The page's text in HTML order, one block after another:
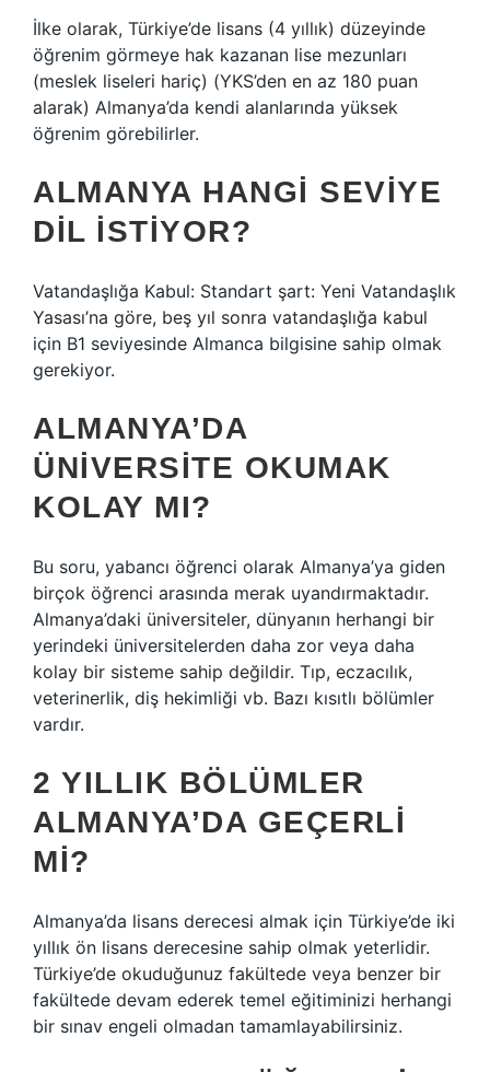
İlke olarak, Türkiye’de lisans (4 yıllık) düzeyinde
öğrenim görmeye hak kazanan lise mezunları
(meslek liseleri hariç) (YKS’den en az 180 puan
alarak) Almanya’da kendi alanlarında yüksek
öğrenim görebilirler.
ALMANYA HANGI SEVIYE
DIL ISTIYOR?
Vatandaşlığa Kabul: Standart şart: Yeni Vatandaşlık
Yasası’na göre, beş yıl sonra vatandaşlığa kabul
için B1 seviyesinde Almanca bilgisine sahip olmak
gerekiyor.
ALMANYA’DA
ÜNIVERSITE OKUMAK
KOLAY MI?
Bu soru, yabancı öğrenci olarak Almanya’ya giden
birçok öğrenci arasında merak uyandırmaktadır.
Almanya’daki üniversiteler, dünyanın herhangi bir
yerindeki üniversitelerden daha zor veya daha
kolay bir sisteme sahip değildir. Tıp, eczacılık,
veterinerlik, diş hekimliği vb. Bazı kısıtlı bölümler
vardır.
2 YILLIK BÖLÜMLER
ALMANYA’DA GEÇERLI
MI?
Almanya’da lisans derecesi almak için Türkiye’de iki
yıllık ön lisans derecesine sahip olmak yeterlidir.
Türkiye’de okuduğunuz fakültede veya benzer bir
fakültede devam ederek temel eğitiminizi herhangi
bir sınav engeli olmadan tamamlayabilirsiniz.